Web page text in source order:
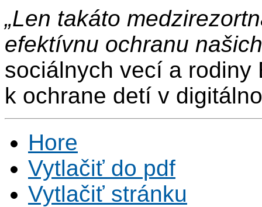
„Len takáto
efektívnu ochranu
sociálnych vecí a rodiny
k ochrane detí v
Hore
Vytlačiť do pdf
Vytlačiť stránku